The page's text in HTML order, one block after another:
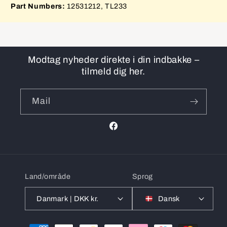
Part Numbers: 12531212, TL233
Modtag nyheder direkte i din indbakke –
tilmeld dig her.
Mail
Facebook
Land/område
Danmark | DKK kr.
Sprog
Dansk
Betalingsmetoder